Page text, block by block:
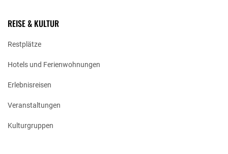
Wunschbaum-Momente finden Sie nachfolgend in unserer
REISE & KULTUR
Restplätze
Hotels und Ferienwohnungen
Erlebnisreisen
Veranstaltungen
Kulturgruppen